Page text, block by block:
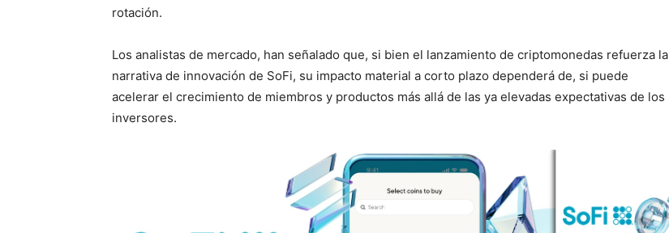
rotación.
Los analistas de mercado, han señalado que, si bien el lanzamiento de criptomonedas refuerza la
narrativa de innovación de SoFi, su impacto material a corto plazo dependerá de, si puede
acelerar el crecimiento de miembros y productos más allá de las ya elevadas expectativas de los
inversores.